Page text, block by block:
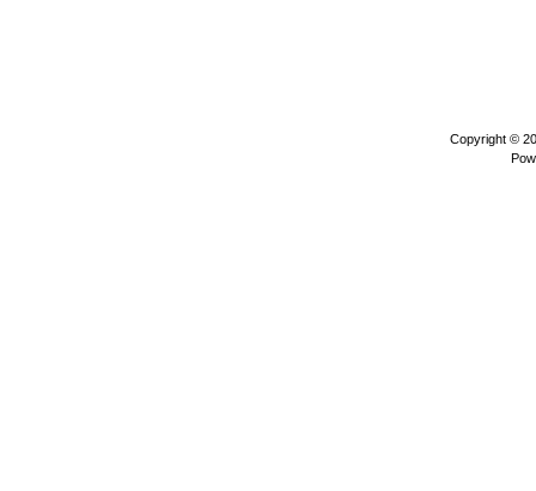
Copyright ©